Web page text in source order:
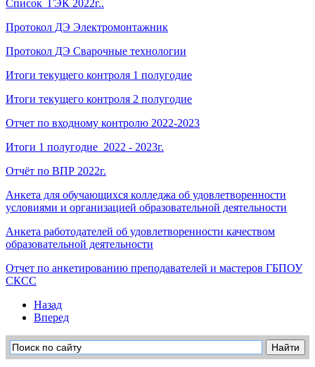
Список ГЭК 2022г..
Протокол ДЭ Электромонтажник
Протокол ДЭ Сварочные технологии
Итоги текущего контроля 1 полугодие
Итоги текущего контроля 2 полугодие
Отчет по входному контролю 2022-2023
Итоги 1 полугодие 2022 - 2023г.
Отчёт по ВПР 2022г.
Анкета для обучающихся колледжа об удовлетворенности
условиями и организацией образовательной деятельности
Анкета работодателей об удовлетворенности качеством
образовательной деятельности
Отчет по анкетированию преподавателей и мастеров ГБПОУ
СКСС
Назад
Вперед